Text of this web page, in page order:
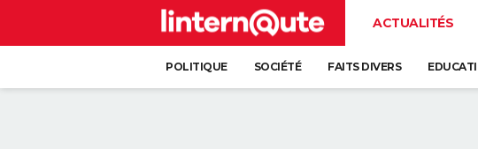
ACTUALITÉS
POLITIQUE SOCIÉTÉ FAITS DIVERS